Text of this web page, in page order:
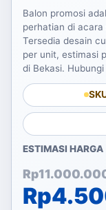
Balon promosi
perhatian di
Tersedia desain
per unit, estimasi
di Bekasi.
ESTIMASI HARGA
Rp
Harga
Rp
Harga